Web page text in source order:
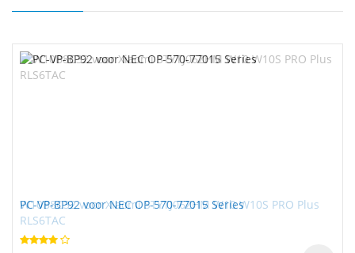
W10B8C32 voor Xiaomi STYTJ06ZHM W10 W10S PRO Plus
RLS6TAC
PC-VP-BP92 voor NEC OP-570-77015 Series